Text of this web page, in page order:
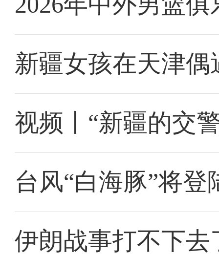
新疆女孩在天津
视频丨“新疆的交
台风“白海豚”将
伊朗战事打不下